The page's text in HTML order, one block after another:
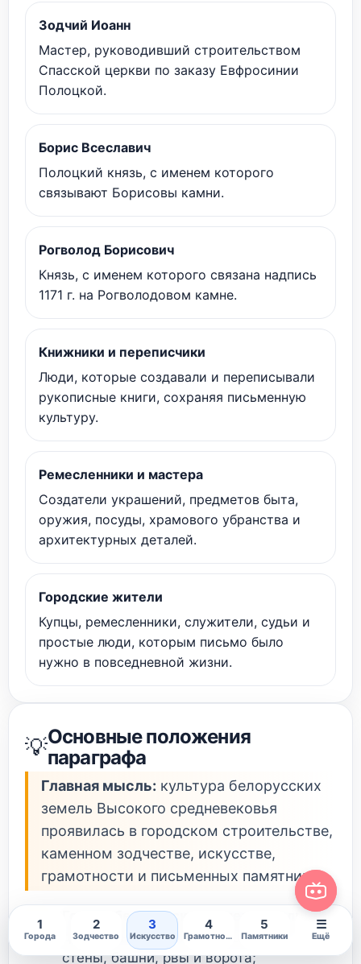
Зодчий Иоанн
Мастер, руководивший строительством
Спасской церкви по заказу Евфросинии
Полоцкой.
Борис Всеславич
Полоцкий князь, с именем которого
связывают Борисовы камни.
Рогволод Борисович
Князь, с именем которого связана надпись
1171 г. на Рогволодовом камне.
Книжники и переписчики
Люди, которые создавали и переписывали
рукописные книги, сохраняя письменную
культуру.
Ремесленники и мастера
Создатели украшений, предметов быта,
оружия, посуды, храмового убранства и
архитектурных деталей.
Городские жители
Купцы, ремесленники, служители, судьи и
простые люди, которым письмо было
нужно в повседневной жизни.
💡Основные положения
параграфа
Главная мысль: культура белорусских
земель Высокого средневековья
проявилась в городском строительстве,
каменном зодчестве, искусстве,
грамотности и письменных памятниках.
Города белорусских земель имели
деревянный облик:их защищали
стены, башни, рвы и ворота;
1
Города
2
Зодчество
3
Искусство
4
Грамотность
5
Памятники
☰
Ещё